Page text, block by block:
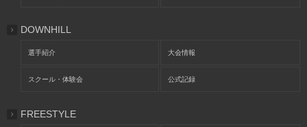
DOWNHILL
選手紹介 大会情報
スクール・体験会 公式記録
FREESTYLE